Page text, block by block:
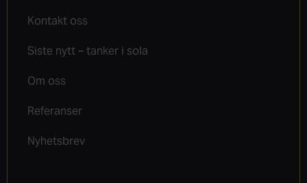
Kontakt oss
Siste nytt – tanker i sola
Om oss
Referanser
Nyhetsbrev